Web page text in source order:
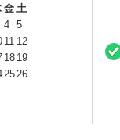
金 土
4 5
11 12
18 19
2526